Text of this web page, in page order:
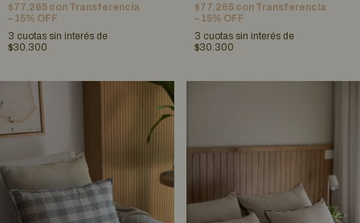
$77.265 con Transferencia
– 15% OFF
3 cuotas sin interés de
$30.300
$77.265 con Transferencia
– 15% OFF
3 cuotas sin interés de
$30.300